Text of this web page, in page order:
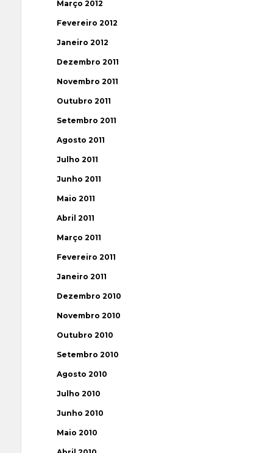
Março 2012
Fevereiro 2012
Janeiro 2012
Dezembro 2011
Novembro 2011
Outubro 2011
Setembro 2011
Agosto 2011
Julho 2011
Junho 2011
Maio 2011
Abril 2011
Março 2011
Fevereiro 2011
Janeiro 2011
Dezembro 2010
Novembro 2010
Outubro 2010
Setembro 2010
Agosto 2010
Julho 2010
Junho 2010
Maio 2010